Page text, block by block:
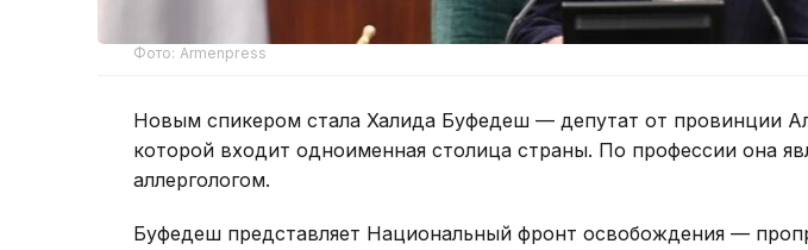
Фото: Armenpress
Новым спикером стала Халида Буфедеш — депутат от провинции
которой входит одноименная столица страны. По профессии она
аллергологом.
Буфедеш представляет Национальный фронт освобождения —